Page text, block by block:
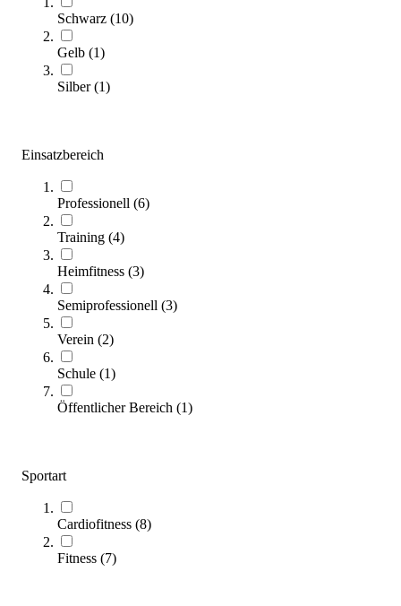
Schwarz (10)
Gelb (1)
Silber(1)
Einsatzbereich
Professionell (6)
Training (4)
Heimfitness (3)
Semiprofessionell (3)
Verein (2)
Schule (1)
Öffentlicher Bereich (1)
Sportart
Cardiofitness (8)
Fitness (7)
Kategorien & Filter
Sortieren nach
BH Fitness® Indoor Bike Duke H925R1
1.940,00 €
Zum Produkt
Längere Lieferzeit
BH Fitness® SmartBike EXERCYCLE+ v2
1.899,00 €